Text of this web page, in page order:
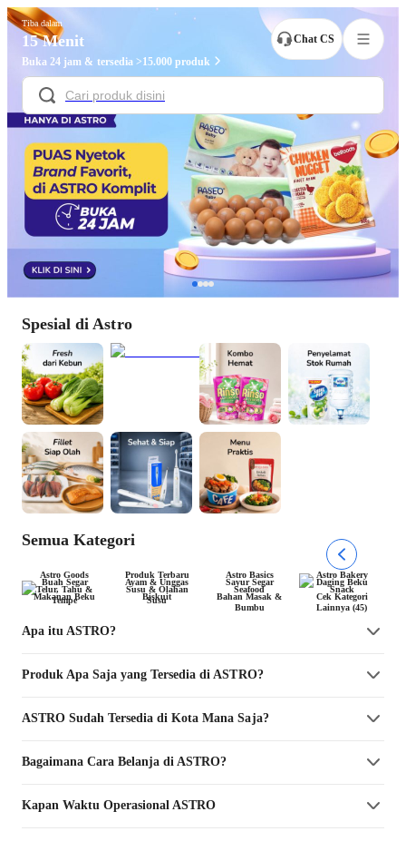
Tiba dalam
15 Menit
Buka 24 jam & tersedia >15.000 produk
Chat CS
Spesial di Astro
Semua Kategori
Astro Goods Produk Terbaru Astro Basics Astro Bakery
Buah Segar Ayam & Unggas Sayur Segar Daging Beku
Telur, Tahu &
Tempe
Susu & Olahan
Susu
Seafood Snack
Makanan Beku Biskuit
Bahan Masak &
Bumbu
Cek Kategori
Lainnya (45)
Apa itu ASTRO?
Produk Apa Saja yang Tersedia di ASTRO?
ASTRO Sudah Tersedia di Kota Mana Saja?
Bagaimana Cara Belanja di ASTRO?
Kapan Waktu Operasional ASTRO